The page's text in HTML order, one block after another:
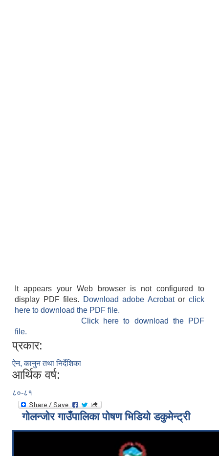
It appears your Web browser is not configured to
display PDF files.
Download adobe Acrobatorclick
here to download the PDF file.
Click here to download the PDF
file.
प्रकार:
ऐन, कानुन तथा निर्देशिका
आर्थिक वर्ष:
८०-८१
गोलन्जोर गाउँपालिका पोषण भिडियो डकुमेन्ट्री